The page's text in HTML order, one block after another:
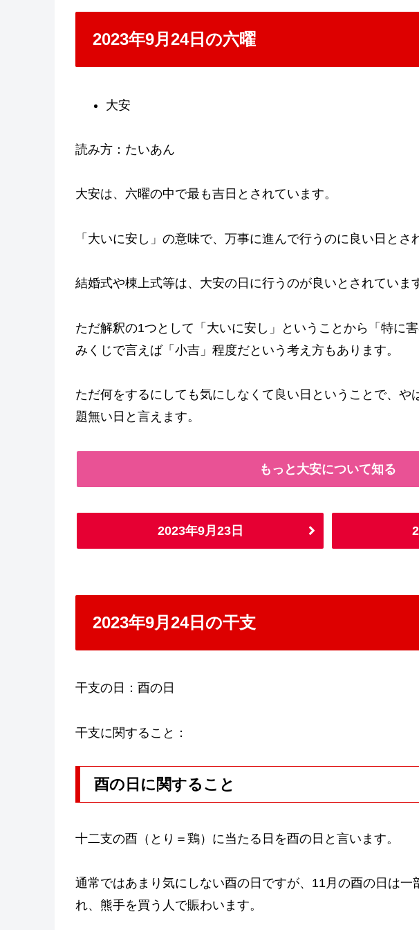
2023年9月24日の六曜
大安
読み方：たいあん
大安は、六曜の中で最も吉日とされています。
「大いに安し」の意味で、万事に進んで行うのに良い日とさ
結婚式や棟上式等は、大安の日に行うのが良いとされていま
ただ解釈の1つとして「大いに安し」ということから「特に
みくじで言えば「小吉」程度だという考え方もあります。
ただ何をするにしても気にしなくて良い日ということで、や
題無い日と言えます。
もっと大安について知る
2023年9月23日
2023年9月24日の干支
干支の日：酉の日
干支に関すること：
酉の日に関すること
十二支の酉（とり＝鶏）に当たる日を酉の日と言います。
通常ではあまり気にしない酉の日ですが、11月の酉の日は一
れ、熊手を買う人で賑わいます。